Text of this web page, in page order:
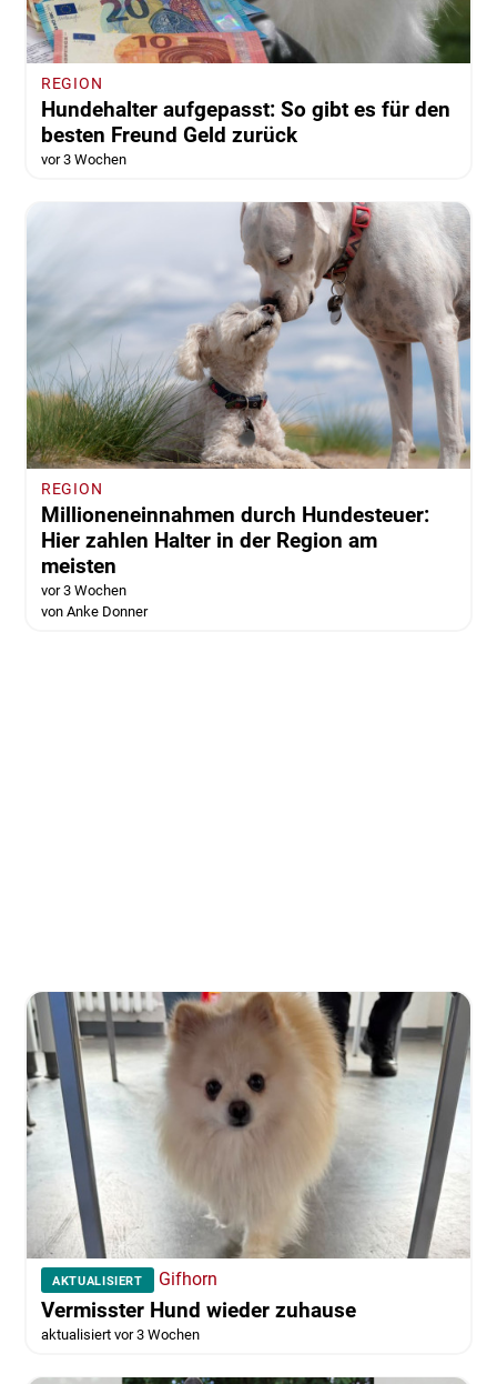
REGION
Hundehalter aufgepasst: So gibt es für den
besten Freund Geld zurück
vor 3 Wochen
REGION
Millioneneinnahmen durch Hundesteuer:
Hier zahlen Halter in der Region am
meisten
vor 3 Wochen
von Anke Donner
AKTUALISIERT Gifhorn
Vermisster Hund wieder zuhause
aktualisiert vor 3 Wochen